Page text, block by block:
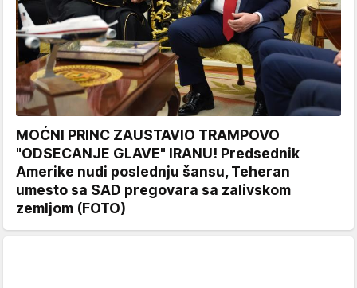
MOĆNI PRINC ZAUSTAVIO TRAMPOVO
"ODSECANJE GLAVE" IRANU! Predsednik
Amerike nudi poslednju šansu, Teheran
umesto sa SAD pregovara sa zalivskom
zemljom (FOTO)